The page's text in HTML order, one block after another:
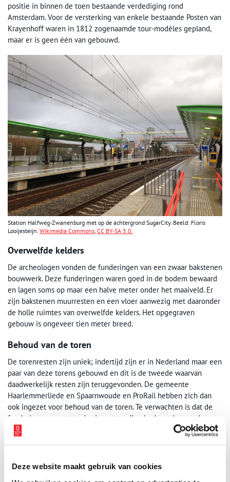
Deze website maakt gebruik van cookies
positie in binnen de toen bestaande verdediging rond
Amsterdam. Voor de versterking van enkele bestaande Posten van
Krayenhoff waren in 1812 zogenaamde tour-modèles gepland,
maar er is geen één van gebouwd.
Station Halfweg-Zwanenburg met op de achtergrond SugarCity. Beeld: Floris
Looijesteijn. Wikimedia Commons CC BY-SA 3.0.
Overwelfde kelders
De archeologen vonden de funderingen van een zwaar bakstenen
bouwwerk. Deze funderingen waren goed in de bodem bewaard
en lagen soms op maar een halve meter onder het maaiveld. Er
zijn bakstenen muurresten en een vloer aanwezig met daaronder
de holle ruimtes van overwelfde kelders. Het opgegraven
gebouw is ongeveer tien meter breed.
Behoud van de toren
De torenresten zijn uniek; indertijd zijn er in Nederland maar een
paar van deze torens gebouwd en dit is de tweede waarvan
daadwerkelijk resten zijn teruggevonden. De gemeente
Haarlemmerliede en Spaarnwoude en ProRail hebben zich dan
ook ingezet voor behoud van de toren. Te verwachten is dat de
funderingsmuren tot zo’n vier meter diep in de ondergrond
aanwezig zijn en dat ook de droge gracht nog na te speuren valt.